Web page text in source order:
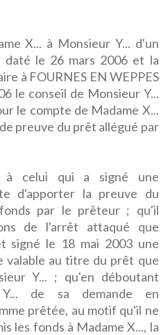
X... à Monsieur Y... d'un
daté le 26 mars 2006 et la
à FOURNES EN WEPPES
le conseil de Monsieur Y...
le compte de Madame X...
preuve du prêt allégué par
à celui qui a signé une
d'apporter la preuve du
par le prêteur ; qu'il
de l'arrêt attaqué que
signé le 18 mai 2003 une
valable au titre du prêt que
Y... ; qu'en déboutant
Y... de sa demande en
prêtée, au motif qu'il ne
les fonds à Madame X..., la